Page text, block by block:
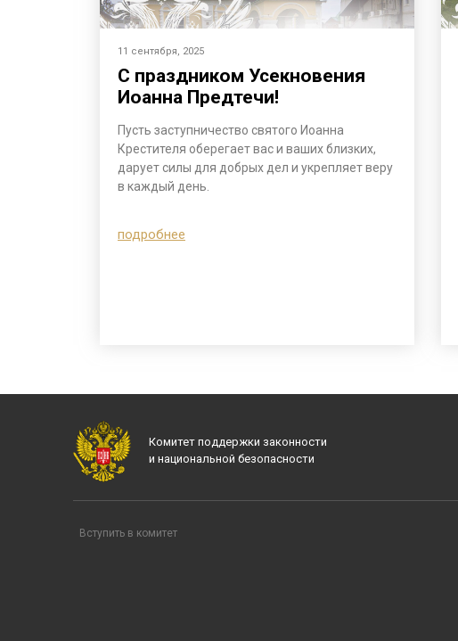
11 сентября, 2025
С праздником Усекновения
Иоанна Предтечи!
Пусть заступничество святого Иоанна
Крестителя оберегает вас и ваших близких,
дарует силы для добрых дел и укрепляет веру
в каждый день.
подробнее
Комитет поддержки законности
и национальной безопасности
Вступить в комитет